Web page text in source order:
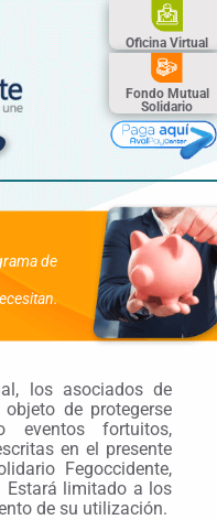
Oficina Virtual
Fondo Mutual
Solidario
de
los asociados de
de protegerse
eventos fortuitos,
en el presente
Fegoccidente,
Estará limitado a los
de su utilización.